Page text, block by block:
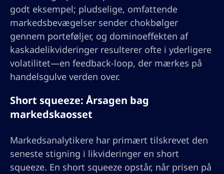
godt eksempel; pludselige, omfattende
markedsbevægelser sender chokbølger
gennem porteføljer, og dominoeffekten af
kaskadelikvideringer resulterer ofte i yderligere
volatilitet—en feedback-loop, der mærkes på
handelsgulve verden over.
Short squeeze: Årsagen bag
markedskaosset
Markedsanalytikere har primært tilskrevet den
seneste stigning i likvideringer en short
squeeze. En short squeeze opstår, når prisen på